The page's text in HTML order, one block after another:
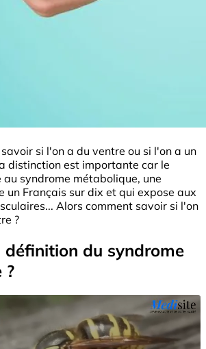
si l'on a du ventre ou si l'on a un
distinction est importante car le
au syndrome métabolique, une
un Français sur dix et qui expose aux
Alors comment savoir si l'on
?
définition du syndrome
?